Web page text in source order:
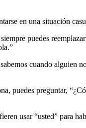
en una situación
puedes
cuando alguien
puedes preguntar,
usar “usted” para